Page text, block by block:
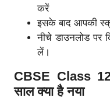
करें
इसके बाद आपकी
नीचे डाउनलोड
लें।
CBSE Class
साल क्या है नया